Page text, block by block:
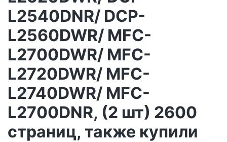
L2540DNR/ DCP-
L2560DWR/ MFC-
L2700DWR/ MFC-
L2720DWR/ MFC-
L2740DWR/ MFC-
L2700DNR, (2 шт) 2600
страниц, также купили